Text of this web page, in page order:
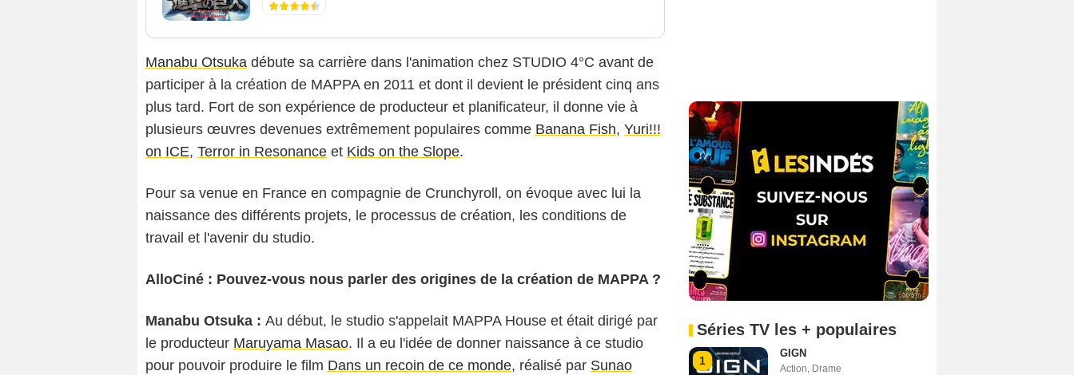
Manabu Otsuka débute sa carrière dans l'animation chez STUDIO 4°C avant de
participer à la création de MAPPA en 2011 et dont il devient le président cinq ans
plus tard. Fort de son expérience de producteur et planificateur, il donne vie à
plusieurs œuvres devenues extrêmement populaires comme Banana Fish, Yuri!!!
on ICE, Terror in Resonance et Kids on the Slope.
Pour sa venue en France en compagnie de Crunchyroll, on évoque avec lui la
naissance des différents projets, le processus de création, les conditions de
travail et l'avenir du studio.
AlloCiné : Pouvez-vous nous parler des origines de la création de MAPPA ?
Manabu Otsuka : Au début, le studio s'appelait MAPPA House et était dirigé par
le producteur Maruyama Masao. Il a eu l'idée de donner naissance à ce studio
pour pouvoir produire le film Dans un recoin de ce monde, réalisé par Sunao
Séries TV les + populaires
1
GIGN
Action Drame